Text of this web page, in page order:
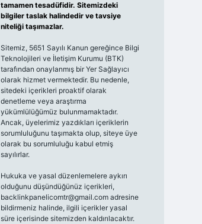
tamamen tesadüfidir. Sitemizdeki
bilgiler taslak halindedir ve tavsiye
niteliği taşımazlar.
Sitemiz, 5651 Sayılı Kanun gereğince Bilgi
Teknolojileri ve İletişim Kurumu (BTK)
tarafından onaylanmış bir Yer Sağlayıcı
olarak hizmet vermektedir. Bu nedenle,
sitedeki içerikleri proaktif olarak
denetleme veya araştırma
yükümlülüğümüz bulunmamaktadır.
Ancak, üyelerimiz yazdıkları içeriklerin
sorumluluğunu taşımakta olup, siteye üye
olarak bu sorumluluğu kabul etmiş
sayılırlar.
Hukuka ve yasal düzenlemelere aykırı
olduğunu düşündüğünüz içerikleri,
backlinkpanelicomtr@gmail.comadresine
bildirmeniz halinde, ilgili içerikler yasal
süre içerisinde sitemizden kaldırılacaktır.